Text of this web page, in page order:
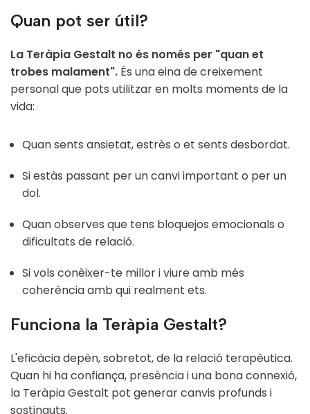
Quan pot ser útil?
La Teràpia Gestalt no és només per "quan et
trobes malament". És una eina de creixement
personal que pots utilitzar en molts moments de la
vida:
Quan sents ansietat, estrès o et sents desbordat.
Si estàs passant per un canvi important o per un
dol.
Quan observes que tens bloquejos emocionals o
dificultats de relació.
Si vols conèixer-te millor i viure amb més
coherència amb qui realment ets.
Funciona la Teràpia Gestalt?
L'eficàcia depèn, sobretot, de la relació terapèutica.
Quan hi ha confiança, presència i una bona connexió,
la Teràpia Gestalt pot generar canvis profunds i
sostinguts.